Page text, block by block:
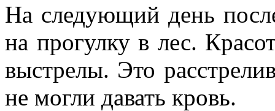
На следующий день
на прогулку в лес.
выстрелы. Это
не могли давать кровь.